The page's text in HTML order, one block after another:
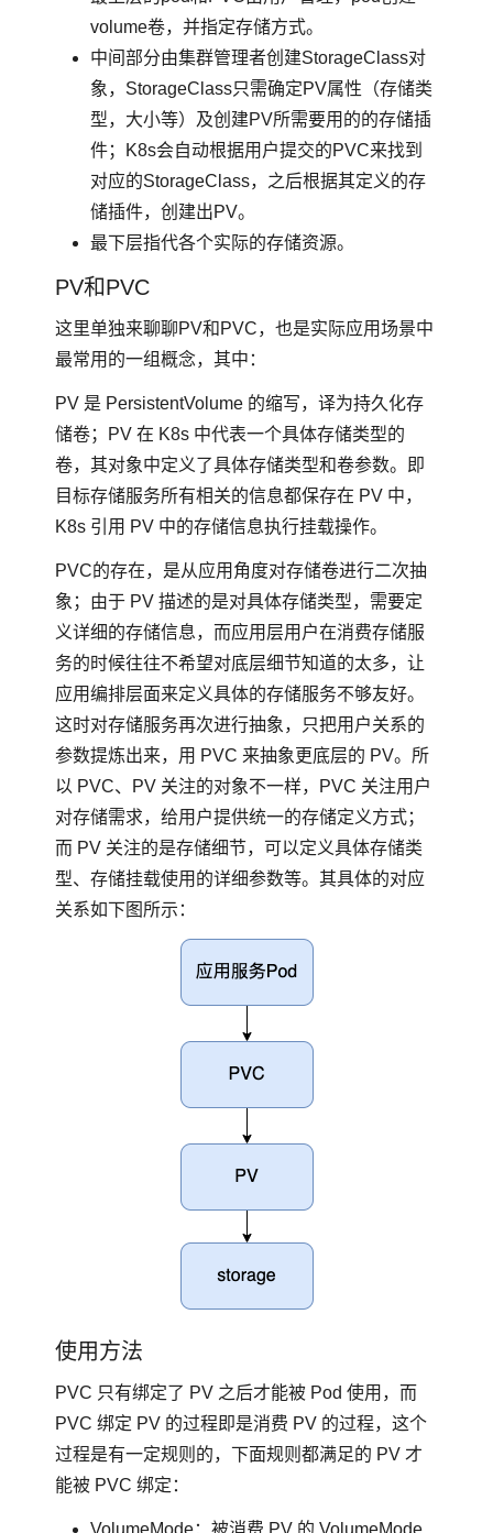
volume卷，并指定存储方式。
中间部分由集群管理者创建StorageClass对
象，StorageClass只需确定PV属性（存储类
型，大小等）及创建PV所需要用的的存储插
件；K8s会自动根据用户提交的PVC来找到
对应的StorageClass，之后根据其定义的存
储插件，创建出PV。
最下层指代各个实际的存储资源。
PV和PVC
这里单独来聊聊PV和PVC，也是实际应用场景中
最常用的一组概念，其中：
PV 是 PersistentVolume 的缩写，译为持久化存
储卷；PV 在 K8s 中代表一个具体存储类型的
卷，其对象中定义了具体存储类型和卷参数。即
目标存储服务所有相关的信息都保存在 PV 中，
K8s 引用 PV 中的存储信息执行挂载操作。
PVC的存在，是从应用角度对存储卷进行二次抽
象；由于 PV 描述的是对具体存储类型，需要定
义详细的存储信息，而应用层用户在消费存储服
务的时候往往不希望对底层细节知道的太多，让
应用编排层面来定义具体的存储服务不够友好。
这时对存储服务再次进行抽象，只把用户关系的
参数提炼出来，用 PVC 来抽象更底层的 PV。所
以 PVC、PV 关注的对象不一样，PVC 关注用户
对存储需求，给用户提供统一的存储定义方式；
而 PV 关注的是存储细节，可以定义具体存储类
型、存储挂载使用的详细参数等。其具体的对应
关系如下图所示：
使用方法
PVC 只有绑定了 PV 之后才能被 Pod 使用，而
PVC 绑定 PV 的过程即是消费 PV 的过程，这个
过程是有一定规则的，下面规则都满足的 PV 才
能被 PVC 绑定：
VolumeMode：被消费 PV 的 VolumeMode